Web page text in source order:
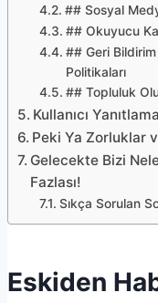
## Sosyal
## Okuyucu
## Geri
Politikaları
## Topluluk
Kullanıcı
Peki Ya Zorluklar
Gelecekte Bizi
Fazlası!
Sıkça Sorulan
Eskiden